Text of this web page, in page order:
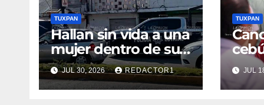
TUXPAN
Hallan sin vida a una
mujer dentro de su
vivienda
JUL 30, 2026 REDACTOR1
TUXPAN
JUL